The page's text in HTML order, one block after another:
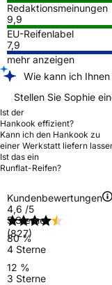
Redaktionsmeinungen
9,9
EU-Reifenlabel
7,9
mehr anzeigen
Wie kann ich
Stellen Sie Sophie
Ist der
Hankook effizient?
Kann ich den Hankook zu
einer Werkstatt liefern
Ist das ein
Runflat-Reifen?
Kundenbewertungen
4,6 /5
(827)
5 Sterne
80 %
4 Sterne
12 %
3 Sterne